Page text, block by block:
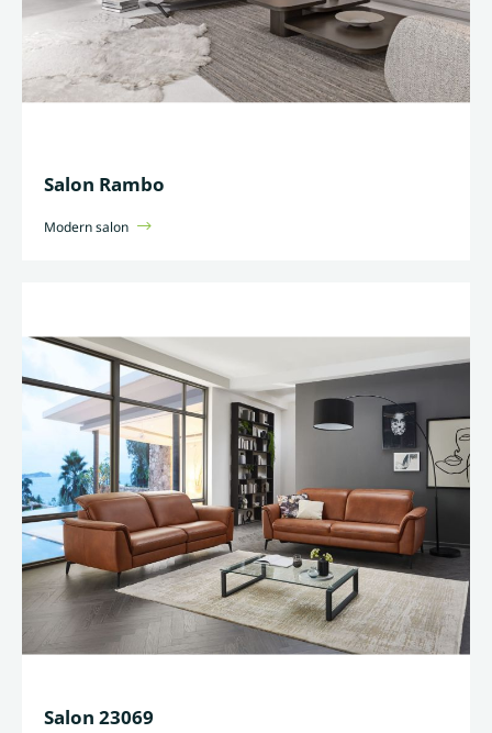
Salon Rambo
Modern salon
Salon 23069